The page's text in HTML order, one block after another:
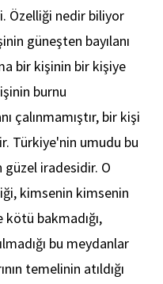
Özelliği nedir biliyor
güneşten bayılanı
bir kişinin bir kişiye
burnu
çalınmamıştır, bir kişi
Türkiye'nin umudu bu
güzel iradesidir. O
kimsenin kimsenin
kötü bakmadığı,
bu meydanlar
temelinin atıldığı